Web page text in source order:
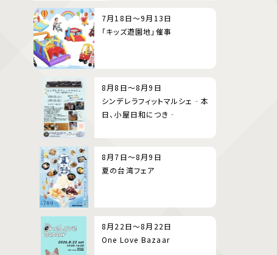
7月18日～9月13日
「キッズ遊園地」催事
8月8日～8月9日
シンデレラフィットマルシェ‐本
日、小屋日和につき‐
8月7日～8月9日
夏の台湾フェア
8月22日～8月22日
One Love Bazaar